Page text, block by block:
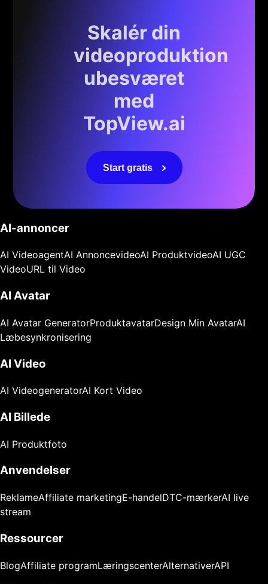
Skalér din
videoproduktion
ubesværet
med
TopView.ai
Start gratis
AI-annoncer
AI VideoagentAI AnnoncevideoAI ProduktvideoAI UGC
VideoURL til Video
AI Avatar
AI Avatar GeneratorProduktavatarDesign Min AvatarAI
Læbesynkronisering
AI Video
AI VideogeneratorAI Kort Video
AI Billede
AI Produktfoto
Anvendelser
ReklameAffiliate marketingE-handelDTC-mærkerAI live
stream
Ressourcer
BlogAffiliate programLæringscenterAlternativerAPI